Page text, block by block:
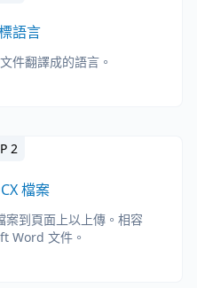
語言
件翻譯成的語言。
2
檔案
案到頁面上以上傳。相容
Word 文件。